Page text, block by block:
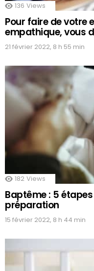
136 Views
Pour faire de votre
empathique, vous
21 février 2022, 8 h 55 min
182 Views
Baptême : 5
préparation
15 février 2022, 8 h 44 min